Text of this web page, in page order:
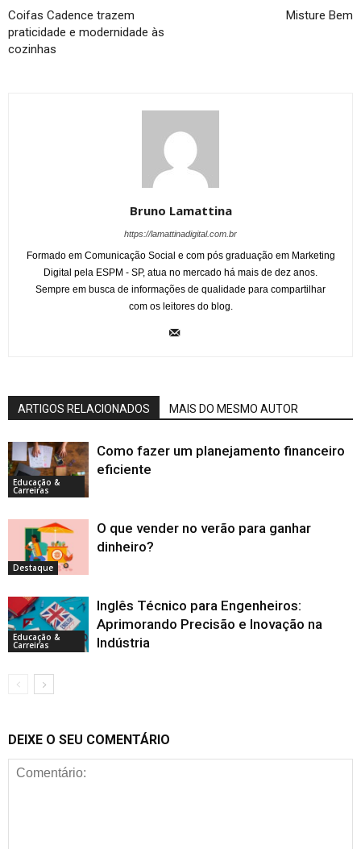
Coifas Cadence trazem
praticidade e modernidade às
cozinhas
Misture Bem
Bruno Lamattina
https://lamattinadigital.com.br
Formado em Comunicação Social e com pós graduação em Marketing
Digital pela ESPM - SP, atua no mercado há mais de dez anos.
Sempre em busca de informações de qualidade para compartilhar
com os leitores do blog.
ARTIGOS RELACIONADOS MAIS DO MESMO AUTOR
Educação &
Carreiras
Como fazer um planejamento financeiro
eficiente
Destaque
O que vender no verão para ganhar
dinheiro?
Educação &
Carreiras
Inglês Técnico para Engenheiros:
Aprimorando Precisão e Inovação na
Indústria
DEIXE O SEU COMENTÁRIO